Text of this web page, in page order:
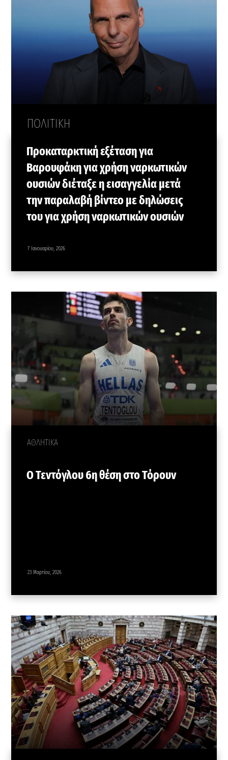
ΠΟΛΙΤΙΚΗ
Προκαταρκτική εξέταση για
Βαρουφάκη για χρήση ναρκωτικών
ουσιών διέταξε η εισαγγελία μετά
την παραλαβή βίντεο με δηλώσεις
του για χρήση ναρκωτικών ουσιών
7 Ιανουαρίου, 2026
ΑΘΛΗΤΙΚΑ
Ο Τεντόγλου 6η θέση στο Τόρουν
23 Μαρτίου, 2026